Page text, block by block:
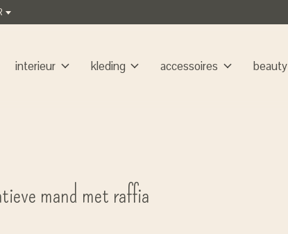
interieur kleding accessoires beauty
mand met raffia